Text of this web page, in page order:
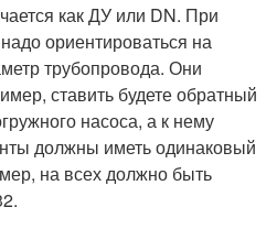
как ДУ или DN. При
ориентироваться на
трубопровода. Они
ставить будете обратный
насоса, а к нему
должны иметь одинаковый
на всех должно быть